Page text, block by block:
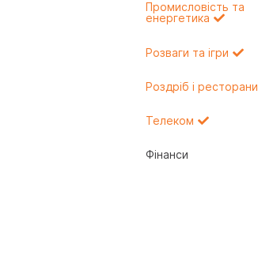
Промисловість та
енергетика
Розваги та ігри
Роздріб і ресторани
Телеком
Фінанси